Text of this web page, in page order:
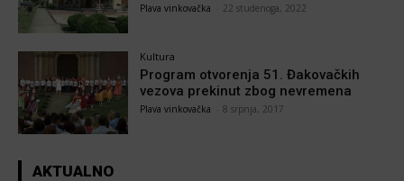
Plava vinkovačka 22 studenoga, 2022
Kultura
Program otvorenja 51. Đakovačkih
vezova prekinut zbog nevremena
Plava vinkovačka 8 srpnja, 2017
AKTUALNO